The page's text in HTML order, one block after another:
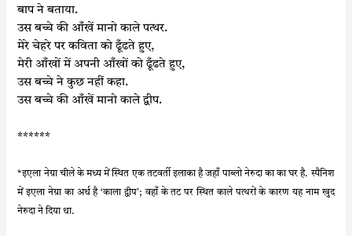
बाप ने बताया.
उस बच्चे की आँखें मानो काले पत्थर.
मेरे चेहरे पर कविता को ढूँढते हुए,
मेरी आँखों में अपनी आँखों को ढूँढते हुए,
उस बच्चे नेकुछनहींकहा.
उस बच्चे की आँखें मानो काले द्वीप.
******
*इएला नेग्रा चीले के मध्य में स्थित एक तटवर्ती इलाका है जहाँ पाब्लो नेरुदा का का घर है. स्पैनिश
में इएला नेग्रा का अर्थ है ‘काला द्वीप’; वहाँ के तट पर स्थित काले पत्थरों के कारण यह नाम खुद
नेरुदा ने दिया था.